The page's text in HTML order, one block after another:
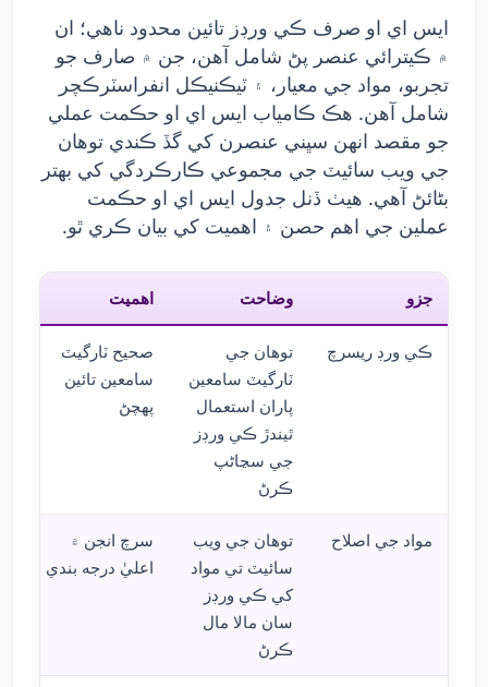
ايس اي او صرف ڪي ورڊز تائين محدود ناهي؛ ان
۾ ڪيترائي عنصر پڻ شامل آهن، جن ۾ صارف جو
تجربو، مواد جي معيار، ۽ ٽيڪنيڪل انفراسٽرڪچر
شامل آهن. هڪ ڪامياب ايس اي او حڪمت عملي
جو مقصد انهن سڀني عنصرن کي گڏ ڪندي توهان
جي ويب سائيٽ جي مجموعي ڪارڪردگي کي بهتر
بڻائڻ آهي. هيٺ ڏنل جدول ايس اي او حڪمت
عملين جي اهم حصن ۽ اهميت کي بيان ڪري ٿو.
جزو وضاحت اهميت
ڪي ورڊ ريسرچ
توهان جي
ٽارگيٽ سامعين
پاران استعمال
ٿيندڙ ڪي ورڊز
جي سڃاڻپ
ڪرڻ
صحيح ٽارگيٽ
سامعين تائين
پهچڻ
مواد جي اصلاح
توهان جي ويب
سائيٽ تي مواد
کي ڪي ورڊز
سان مالا مال
ڪرڻ
سرچ انجن ۾
اعليٰ درجه بندي